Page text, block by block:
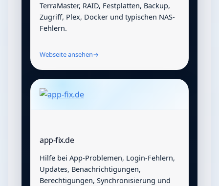
TerraMaster, RAID, Festplatten, Backup,
Zugriff, Plex, Docker und typischen NAS-
Fehlern.
Webseite ansehen→
app-fix.de
Hilfe bei App-Problemen, Login-Fehlern,
Updates, Benachrichtigungen,
Berechtigungen, Synchronisierung und